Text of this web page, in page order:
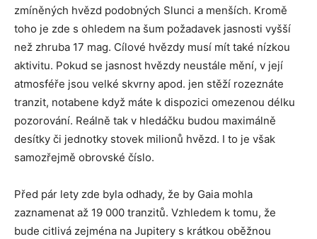
zmíněných hvězd podobných Slunci a menších. Kromě
toho je zde s ohledem na šum požadavek jasnosti vyšší
než zhruba 17 mag. Cílové hvězdy musí mít také nízkou
aktivitu. Pokud se jasnost hvězdy neustále mění, v její
atmosféře jsou velké skvrny apod. jen stěží rozeznáte
tranzit, notabene když máte k dispozici omezenou délku
pozorování. Reálně tak v hledáčku budou maximálně
desítky či jednotky stovek milionů hvězd. I to je však
samozřejmě obrovské číslo.
Před pár lety zde byla odhady, že by Gaia mohla
zaznamenat až 19 000 tranzitů. Vzhledem k tomu, že
bude citlivá zejména na Jupitery s krátkou oběžnou